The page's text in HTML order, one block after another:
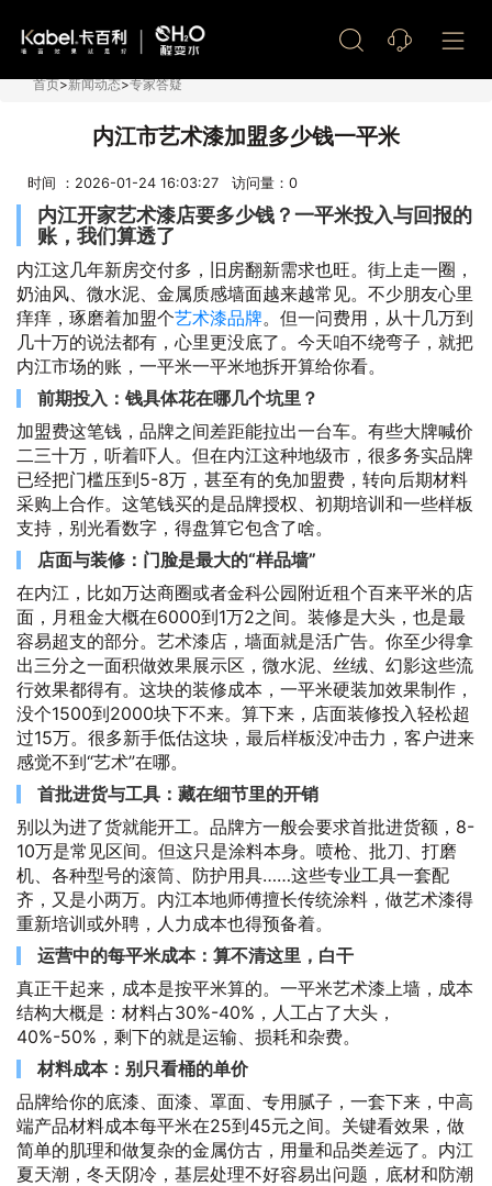
首页>新闻动态>专家答疑
内江市艺术漆加盟多少钱一平米
时间 ：2026-01-24 16:03:27 访问量： 0
内江开家艺术漆店要多少钱？一平米投入与回报的
账，我们算透了
内江这几年新房交付多，旧房翻新需求也旺。街上走一圈，
奶油风、微水泥、金属质感墙面越来越常见。不少朋友心里
痒痒，琢磨着加盟个艺术漆品牌。但一问费用，从十几万到
几十万的说法都有，心里更没底了。今天咱不绕弯子，就把
内江市场的账，一平米一平米地拆开算给你看。
前期投入：钱具体花在哪几个坑里？
加盟费这笔钱，品牌之间差距能拉出一台车。有些大牌喊价
二三十万，听着吓人。但在内江这种地级市，很多务实品牌
已经把门槛压到5-8万，甚至有的免加盟费，转向后期材料
采购上合作。这笔钱买的是品牌授权、初期培训和一些样板
支持，别光看数字，得盘算它包含了啥。
店面与装修：门脸是最大的“样品墙”
在内江，比如万达商圈或者金科公园附近租个百来平米的店
面，月租金大概在6000到1万2之间。装修是大头，也是最
容易超支的部分。艺术漆店，墙面就是活广告。你至少得拿
出三分之一面积做效果展示区，微水泥、丝绒、幻影这些流
行效果都得有。这块的装修成本，一平米硬装加效果制作，
没个1500到2000块下不来。算下来，店面装修投入轻松超
过15万。很多新手低估这块，最后样板没冲击力，客户进来
感觉不到“艺术”在哪。
首批进货与工具：藏在细节里的开销
别以为进了货就能开工。品牌方一般会要求首批进货额，8-
10万是常见区间。但这只是涂料本身。喷枪、批刀、打磨
机、各种型号的滚筒、防护用具……这些专业工具一套配
齐，又是小两万。内江本地师傅擅长传统涂料，做艺术漆得
重新培训或外聘，人力成本也得预备着。
运营中的每平米成本：算不清这里，白干
真正干起来，成本是按平米算的。一平米艺术漆上墙，成本
结构大概是：材料占30%-40%，人工占了大头，
40%-50%，剩下的就是运输、损耗和杂费。
材料成本：别只看桶的单价
品牌给你的底漆、面漆、罩面、专用腻子，一套下来，中高
端产品材料成本每平米在25到45元之间。关键看效果，做
简单的肌理和做复杂的金属仿古，用量和品类差远了。内江
夏天潮，冬天阴冷，基层处理不好容易出问题，底材和防潮